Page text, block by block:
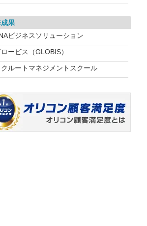
果
ビジネスソリューション
ービス（GLOBIS）
クルートマネジメントスクール